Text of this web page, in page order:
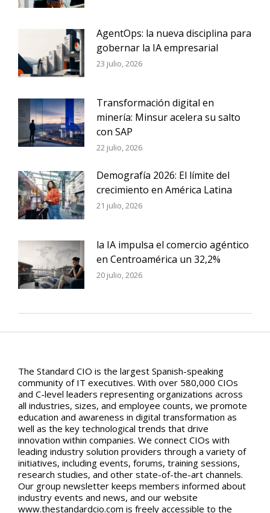
AgentOps: la nueva disciplina para
gobernar la IA empresarial
23 julio, 2026
Transformación digital en
minería: Minsur acelera su salto
con SAP
22 julio, 2026
Demografía 2026: El límite del
crecimiento en América Latina
21 julio, 2026
la IA impulsa el comercio agéntico
en Centroamérica un 32,2%
20 julio, 2026
The Standard CIO is the largest Spanish-speaking
community of IT executives. With over 580,000 CIOs
and C-level leaders representing organizations across
all industries, sizes, and employee counts, we promote
education and awareness in digital transformation as
well as the key technological trends that drive
innovation within companies. We connect CIOs with
leading industry solution providers through a variety of
initiatives, including events, forums, training sessions,
research studies, and other state-of-the-art channels.
Our group newsletter keeps members informed about
industry events and news, and our website
www.thestandardcio.com is freely accessible to the